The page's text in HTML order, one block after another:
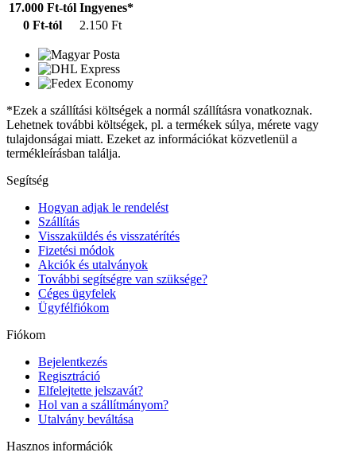
17.000 Ft-tól Ingyenes*
0 Ft-tól
2.150 Ft
*Ezek a szállítási költségek a normál szállításra vonatkoznak.
Lehetnek további költségek, pl. a termékek súlya, mérete vagy
tulajdonságai miatt. Ezeket az információkat közvetlenül a
termékleírásban találja.
Segítség
Hogyan adjak le rendelést
Szállítás
Visszaküldés és visszatérítés
Fizetési módok
Akciók és utalványok
További segítségre van szüksége?
Céges ügyfelek
Ügyfélfiókom
Fiókom
Bejelentkezés
Regisztráció
Elfelejtette jelszavát?
Hol van a szállítmányom?
Utalvány beváltása
Hasznos információk